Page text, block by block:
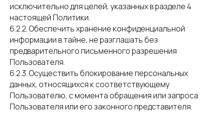
исключительно для целей, указанных в разделе 4
настоящей Политики.
6.2.2. Обеспечить хранение конфиденциальной
информации в тайне, не разглашать без
предварительного письменного разрешения
Пользователя.
6.2.3. Осуществить блокирование персональных
данных, относящихся к соответствующему
Пользователю, с момента обращения или запроса
Пользователя или его законного представителя.